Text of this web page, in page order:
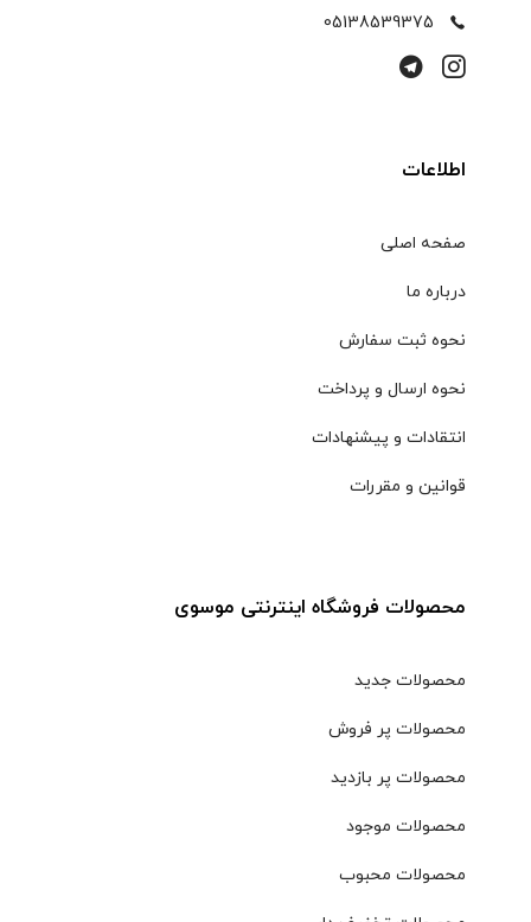
05138539375
اطلاعات
صفحه اصلی
درباره ما
نحوه ثبت سفارش
نحوه ارسال و پرداخت
انتقادات و پیشنهادات
قوانین و مقررات
محصولات فروشگاه اینترنتی موسوی
محصولات جدید
محصولات پر فروش
محصولات پر بازدید
محصولات موجود
محصولات محبوب